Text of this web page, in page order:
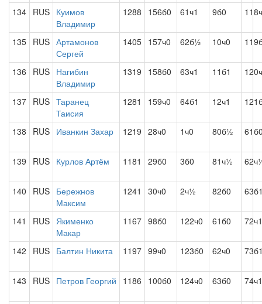
134 RUS Куимов
Владимир
1288 156б0 61ч1 9б0
135 RUS Артамонов
Сергей
1405 157ч0 62б½ 10ч0
136 RUS Нагибин
Владимир
1319 158б0 63ч1 11б1
137 RUS Таранец
Таисия
1281 159ч0 64б1 12ч1
138 RUS Иванкин Захар 1219 28ч0 1ч0 80б½
139 RUS Курлов Артём 1181 29б0 3б0 81ч½
140 RUS Бережнов
Максим
1241 30ч0 2ч½ 82б0
141 RUS Якименко
Макар
1167 98б0 122ч0 61б0 72ч1
142 RUS Балтин Никита 1197 99ч0 123б0 62ч0
143 RUS Петров Георгий 1186 100б0 124ч0 63б0 74ч1